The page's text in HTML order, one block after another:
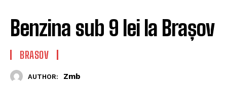
Benzina sub 9 lei la Brașov
BRASOV
AUTHOR: Zmb